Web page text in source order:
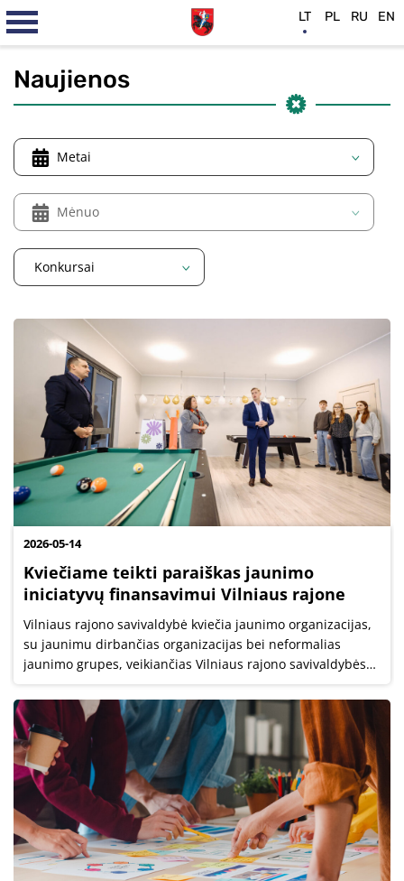
Naujienos
Metai
Mėnuo
Konkursai
2026-05-14
Kviečiame teikti paraiškas jaunimo
iniciatyvų finansavimui Vilniaus rajone
Vilniaus rajono savivaldybė kviečia jaunimo organizacijas,
su jaunimu dirbančias organizacijas bei neformalias
jaunimo grupes, veikiančias Vilniaus rajono savivaldybės
teritorijoje, teikti paraiškas jaunimo užimtumo skatinimo
projektų finansavimo...
LT PL RU EN